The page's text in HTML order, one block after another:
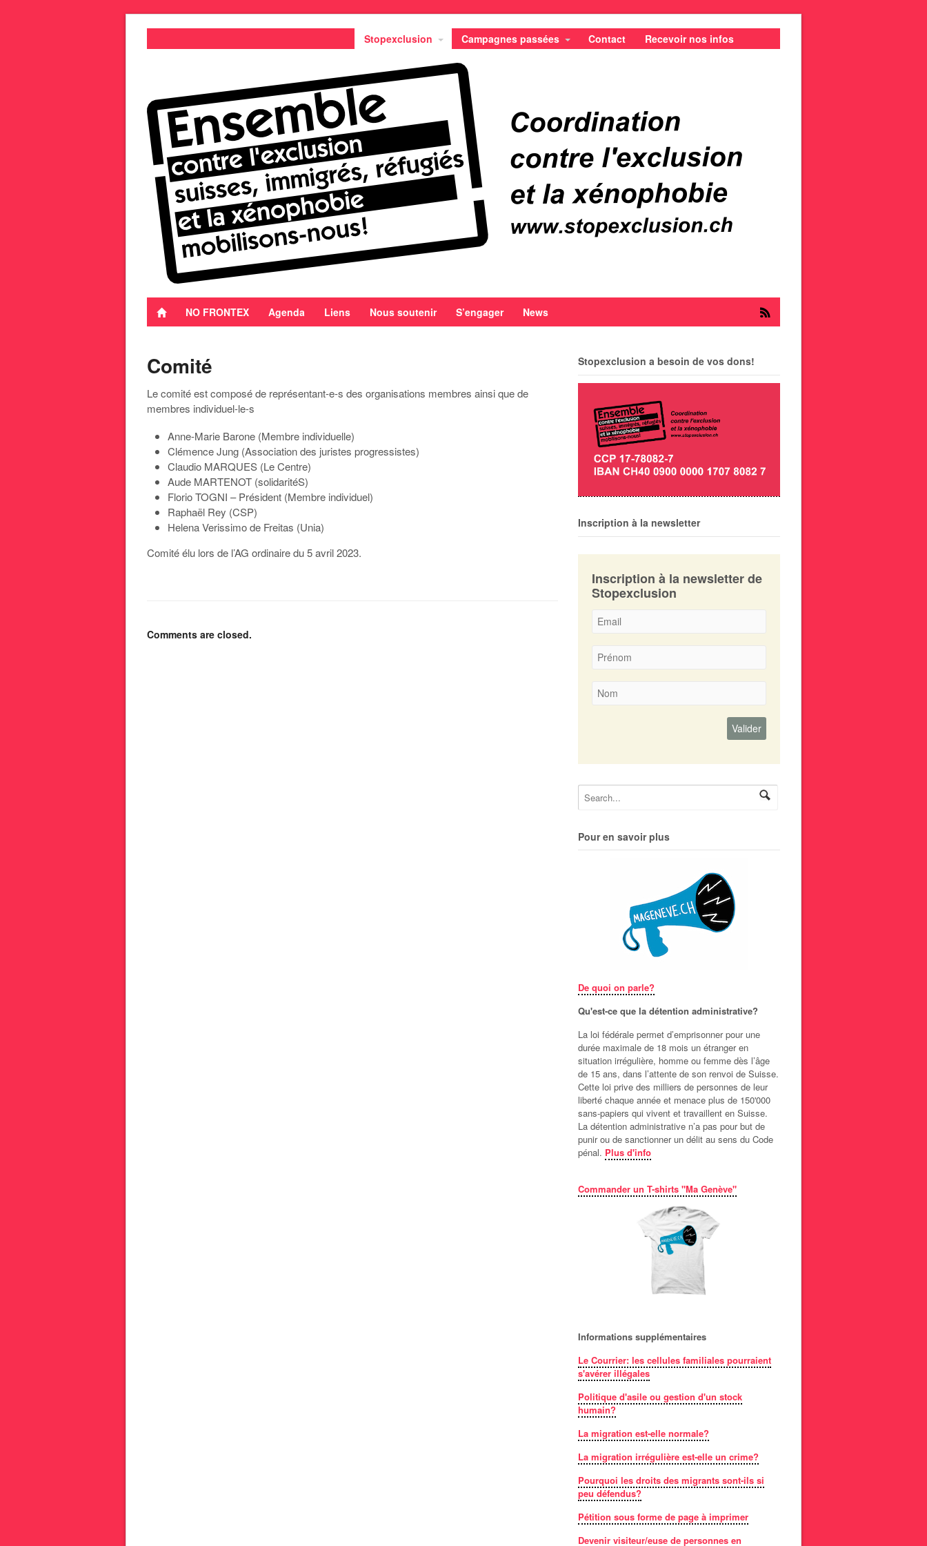
Stopexclusion Campagnes passées Contact Recevoir nos infos
NO FRONTEX Agenda Liens Nous soutenir S’engager News
Comité
Le comité est composé de représentant-e-s des organisations membres ainsi que de
membres individuel-le-s
Anne-Marie Barone (Membre individuelle)
Clémence Jung (Association des juristes progressistes)
Claudio MARQUES (Le Centre)
Aude MARTENOT (solidaritéS)
Florio TOGNI – Président (Membre individuel)
Raphaël Rey (CSP)
Helena Verissimo de Freitas (Unia)
Comité élu lors de l’AG ordinaire du 5 avril 2023.
Comments are closed.
Stopexclusion a besoin de vos dons!
Inscription à la newsletter
Inscription à la newsletter de
Stopexclusion
Pour en savoir plus
De quoi on parle?
Qu'est-ce que la détention administrative?
La loi fédérale permet d’emprisonner pour une
durée maximale de 18 mois un étranger en
situation irrégulière, homme ou femme dès l’âge
de 15 ans, dans l’attente de son renvoi de Suisse.
Cette loi prive des milliers de personnes de leur
liberté chaque année et menace plus de 150'000
sans-papiers qui vivent et travaillent en Suisse.
La détention administrative n’a pas pour but de
punir ou de sanctionner un délit au sens du Code
pénal. Plus d'info
Commander un T-shirts "Ma Genève"
Informations supplémentaires
Le Courrier: les cellules familiales pourraient
s'avérer illégales
Politique d'asile ou gestion d'un stock
humain?
La migration est-elle normale?
La migration irrégulière est-elle un crime?
Pourquoi les droits des migrants sont-ils si
peu défendus?
Pétition sous forme de page à imprimer
Devenir visiteur/euse de personnes en